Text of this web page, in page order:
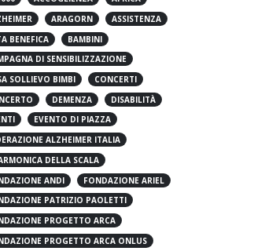
Una firma può cambiare la
vita delle persone senza
dimora
Nuova campagna 5xmille di
Fondazione Progetto Arca Il
protagonista della nuova
campagna 5xmille di
Fondazione Progetto Arca
potrebbe chiamarsi Mauro, ma...
ACCOGLIENZA
AFRICA
ARAGORN
BENEFICA
BAMBINI
DI SENSIBILIZZAZIONE
SOLLIEVO BIMBI
CONCERTI
DEMENZA
DISABILITÀ
EVENTO DI PIAZZA
ALZHEIMER ITALIA
DELLA SCALA
ANDI
FONDAZIONE ARIEL
PATRIZIO PAOLETTI
PROGETTO ARCA